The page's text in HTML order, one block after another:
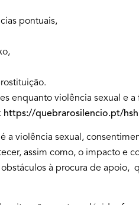
pontuais,
enquanto violência sexual e
https://quebrarosilencio.pt/
a violência sexual,
assim como, o impacto e
à procura de apoio,